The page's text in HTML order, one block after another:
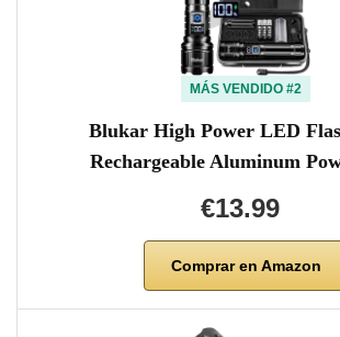
MÁS VENDIDO #2
Blukar High Power LED
Rechargeable Aluminum
€13.99
Comprar en Amazon